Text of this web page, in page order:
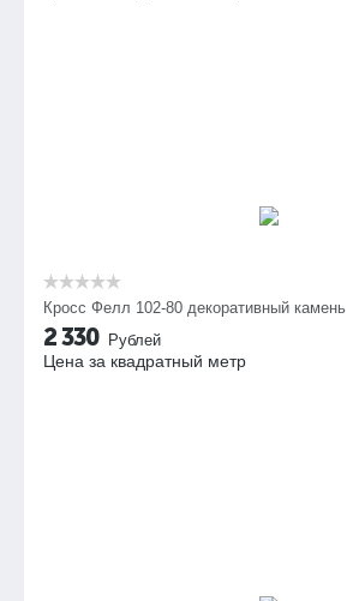
Кросс Фелл 102-80 декоративный камень
2 330 Рублей
Цена за квадратный метр